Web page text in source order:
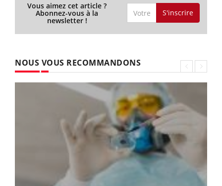
Vous aimez cet article ?
Abonnez-vous à la
newsletter !
S'inscrire
NOUS VOUS RECOMMANDONS